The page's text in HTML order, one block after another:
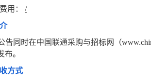
用： /
告同时在中国联通采购与招标网（
布。
方式